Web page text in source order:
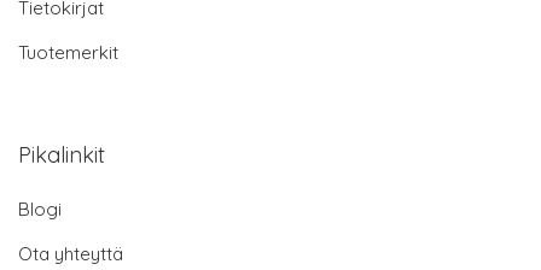
Tietokirjat
Tuotemerkit
Pikalinkit
Blogi
Ota yhteyttä